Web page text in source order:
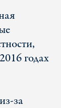
годах
за